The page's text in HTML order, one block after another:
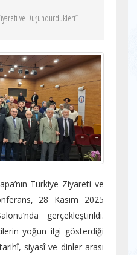
ve Düşündürdükleri”
Türkiye Ziyareti ve
28 Kasım 2025
gerçekleştirildi.
yoğun ilgi gösterdiği
siyasî ve dinler arası